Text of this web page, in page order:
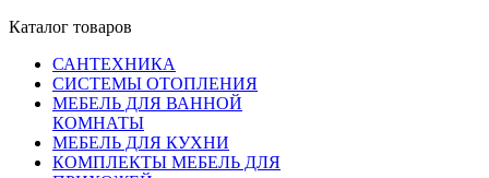
Каталог товаров
САНТЕХНИКА
СИСТЕМЫ ОТОПЛЕНИЯ
МЕБЕЛЬ ДЛЯ ВАННОЙ
КОМНАТЫ
МЕБЕЛЬ ДЛЯ КУХНИ
КОМПЛЕКТЫ МЕБЕЛЬ ДЛЯ